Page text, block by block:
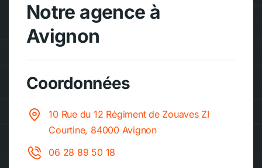
Notre agence à
Avignon
Coordonnées
10 Rue du 12 Régiment de Zouaves ZI
Courtine, 84000 Avignon
06 28 89 50 18